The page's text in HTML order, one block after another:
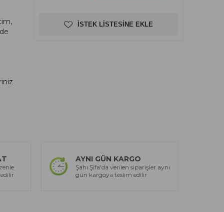
İSTEK LISTESINE EKLE
AYNI GÜN KARGO
Şahı Şifa'da verilen siparişler aynı
gün kargoya teslim edilir